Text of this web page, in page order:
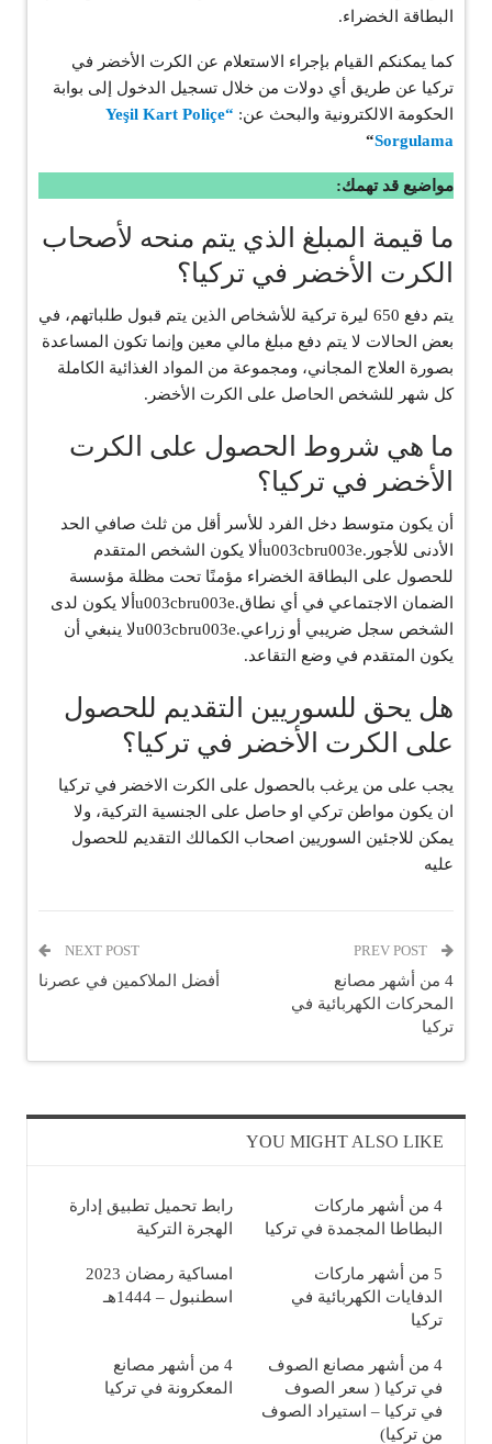
البطاقة الخضراء.
كما يمكنكم القيام بإجراء الاستعلام عن الكرت الأخضر في
تركيا عن طريق أي دولات من خلال تسجيل الدخول إلى بوابة
الحكومة الالكترونية والبحث عن:
“Yeşil Kart Poliçe
Sorgulama
“
مواضيع قد تهمك:
ما قيمة المبلغ الذي يتم منحه لأصحاب
الكرت الأخضر في تركيا؟
يتم دفع 650 ليرة تركية للأشخاص الذين يتم قبول طلباتهم، في
بعض الحالات لا يتم دفع مبلغ مالي معين وإنما تكون المساعدة
بصورة العلاج المجاني، ومجموعة من المواد الغذائية الكاملة
كل شهر للشخص الحاصل على الكرت الأخضر.
ما هي شروط الحصول على الكرت
الأخضر في تركيا؟
أن يكون متوسط ​​دخل الفرد للأسر أقل من ثلث صافي الحد
الأدنى للأجور.u003cbru003eألا يكون الشخص المتقدم
للحصول على البطاقة الخضراء مؤمنًا تحت مظلة مؤسسة
الضمان الاجتماعي في أي نطاق.u003cbru003eألا يكون لدى
الشخص سجل ضريبي أو زراعي.u003cbru003eلا ينبغي أن
يكون المتقدم في وضع التقاعد.
هل يحق للسوريين التقديم للحصول
على الكرت الأخضر في تركيا؟
يجب على من يرغب بالحصول على الكرت الاخضر في تركيا
ان يكون مواطن تركي او حاصل على الجنسية التركية، ولا
يمكن للاجئين السوريين اصحاب الكمالك التقديم للحصول
عليه
4 من أشهر مصانع
المحركات الكهربائية في
تركيا
NEXT POST
أفضل الملاكمين في عصرنا
YOU MIGHT ALSO LIKE
4 من أشهر ماركات
البطاطا المجمدة في تركيا
رابط تحميل تطبيق إدارة
الهجرة التركية
5 من أشهر ماركات
الدفايات الكهربائية في
تركيا
امساكية رمضان 2023
اسطنبول – 1444هـ
4 من أشهر مصانع الصوف
في تركيا ( سعر الصوف
في تركيا – استيراد الصوف
من تركيا)
4 من أشهر مصانع
المعكرونة في تركيا